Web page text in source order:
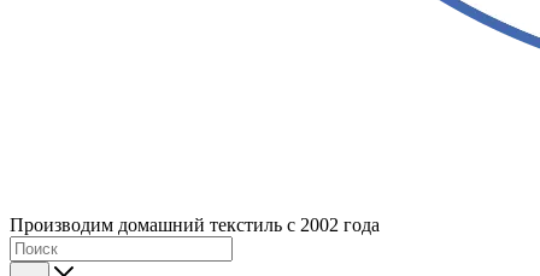
Производим домашний текстиль с 2002 года